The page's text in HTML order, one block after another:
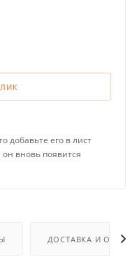
добавьте его в лист
вновь появится
ДОСТАВКА И